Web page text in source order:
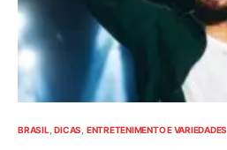
BRASIL DICAS ENTRETENIMENTO E VARIEDADES